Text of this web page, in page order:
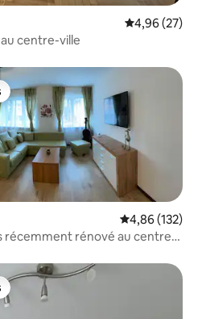
Évaluation
4,96 (27)
centre-ville
Évaluation
4,86 (132)
récemment rénové au centre-